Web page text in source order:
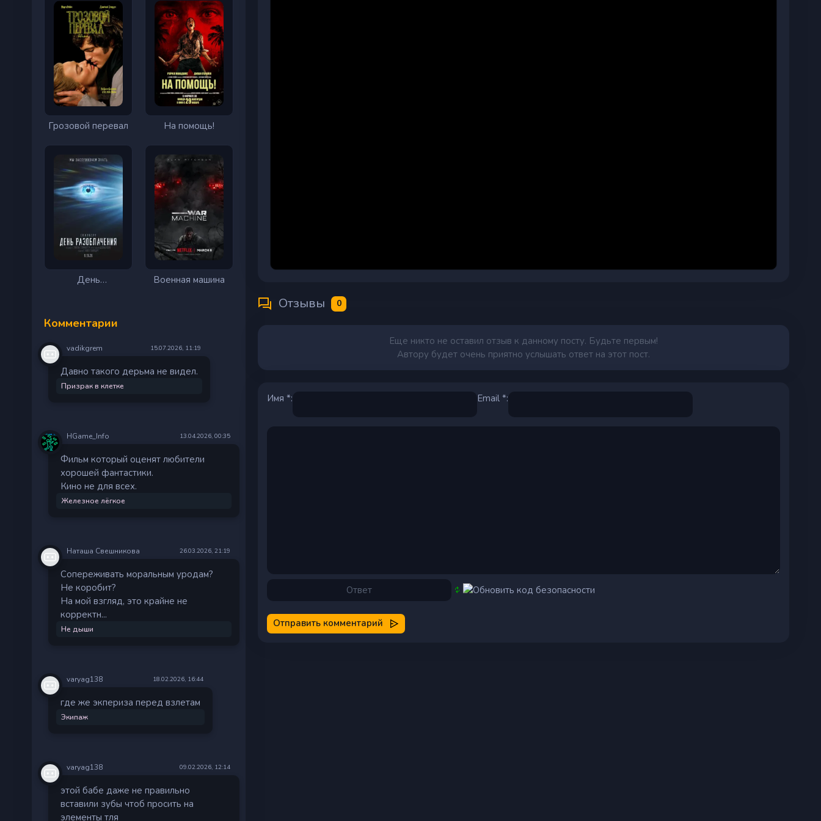
Грозовой перевал На помощь!
День
Военная машина
Комментарии
vadikgrem 15.07.2026, 11:19
Давно такого дерьма не видел.
Призрак в клетке
HGame_Info 13.04.2026, 00:35
Фильм который оценят любители
хорошей фантастики.
Кино не для всех.
Железное лёгкое
Наташа Свешникова 26.03.2026, 21:19
Сопереживать моральным уродам?
Не коробит?
На мой взгляд, это крайне не
корректн...
Не дыши
varyag138 18.02.2026, 16:44
где же экпериза перед взлетам
Экипаж
varyag138 09.02.2026, 12:14
этой бабе даже не правильно
вставили зубы чтоб просить на
элементы тля
Отзывы 0
Еще никто не оставил отзыв к данному посту. Будьте первым!
Автору будет очень приятно услышать ответ на этот пост.
Имя *: Email *:
Отправить комментарий